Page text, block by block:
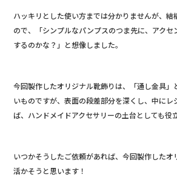
ハッキリとした使い方までは分かりませんが、結
ので、「シンプルなパンプスのつま先に、アクセ
するのかな？」と想像しました。
今回製作したオリジナル靴飾りは、「通し金具」
いものですが、表面の段差部分を深くし、中にレ
ば、ハンドメイドアクセサリーの土台としても役
いつかそうしたご依頼があれば、今回製作したオ
活かそうと思います！